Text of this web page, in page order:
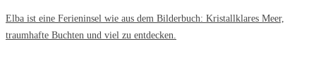
Elba ist eine Ferieninsel wie aus dem Bilderbuch: Kristallklares Meer,
traumhafte Buchten und viel zu entdecken.